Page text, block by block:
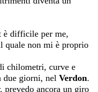
è difficile per me,
quale non mi è proprio
chilometri, curve e
due giorni, nel Verdon.
prevedo ancora un giro